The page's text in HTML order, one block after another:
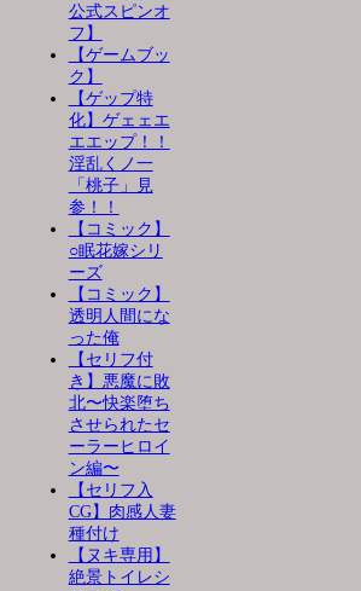
公式スピンオ
フ】
【ゲームブッ
ク】
【ゲップ特
化】ゲェェエ
エエップ！！
淫乱くノ一
「桃子」見
参！！
【コミック】
○眠花嫁シリ
ーズ
【コミック】
透明人間にな
った俺
【セリフ付
き】悪魔に敗
北〜快楽堕ち
させられたセ
ーラーヒロイ
ン編〜
【セリフ入
CG】肉感人妻
種付け
【ヌキ専用】
絶景トイレシ